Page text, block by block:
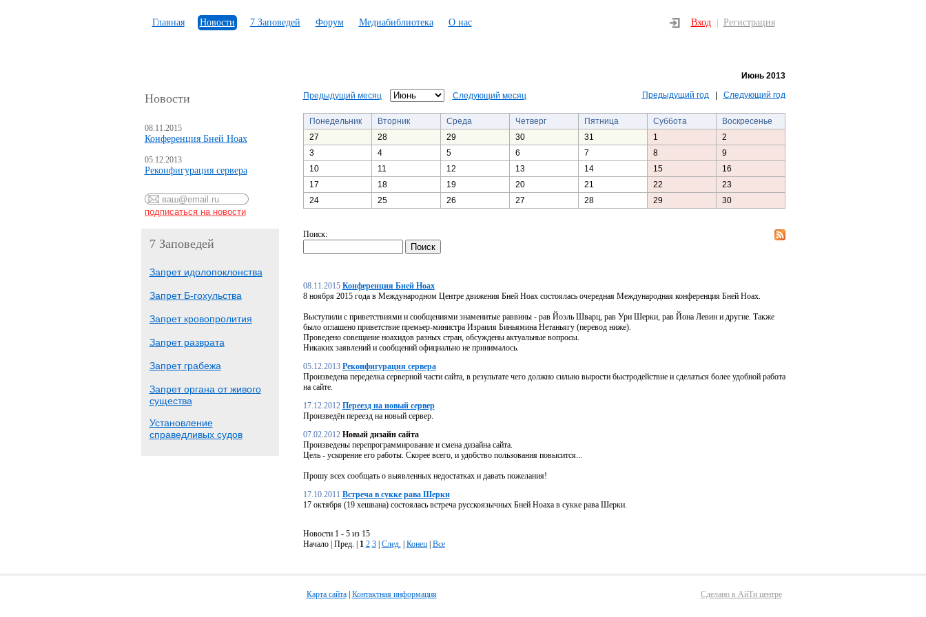
Главная Новости 7 Заповедей Форум Медиабиблиотека О нас Вход Регистрация
Новости
08.11.2015
Конференция Бней Ноах
05.12.2013
Реконфигурация сервера
7 Заповедей
Запрет идолопоклонства
Запрет Б-гохульства
Запрет кровопролития
Запрет разврата
Запрет грабежа
Запрет органа от живого
существа
Установление
справедливых судов
Июнь 2013
Предыдущий месяц Следующий месяц Предыдущий год| Следующий год
Понедельник Вторник Среда Четверг Пятница Суббота
Воскресенье
27
28 29 30 31 1
2
3
4 5 6 7 8
9
10
11 12 13 14 15
16
17
18 19 20 21 22
23
24
25 26 27 28 29 30
Поиск:
08.11.2015 Конференция Бней Ноах
8 ноября 2015 года в Международном Центре движения Бней Ноах состоялась очередная Международная конференция Бней Ноах.
Выступили с приветствиями и сообщениями знаменитые раввины - рав Йоэль Шварц, рав Ури Шерки, рав Йона Левин и другие. Также
было оглашено приветствие премьер-министра Израиля Биньямина Нетаньягу (перевод ниже).
Проведено совещание ноахидов разных стран, обсуждены актуальные вопросы.
Никаких заявлений и сообщений официально не принималось.
05.12.2013 Реконфигурация сервера
Произведена переделка серверной части сайта, в результате чего должно сильно вырости быстродействие и сделаться более удобной работа
на сайте.
17.12.2012 Переезд на новый сервер
Произведён переезд на новый сервер.
07.02.2012 Новый дизайн сайта
Произведены перепрограммирование и смена дизайна сайта.
Цель - ускорение его работы. Скорее всего, и удобство пользования повысится...
Прошу всех сообщать о выявленных недостатках и давать пожелания!
17.10.2011 Встреча в сукке рава Шерки
17 октября (19 хешвана) состоялась встреча русскоязычных Бней Ноаха в сукке рава Шерки.
Новости 1 - 5 из 15
Начало | Пред. |
1 2 3| След. Конец Все
Карта сайта| Контактная информация Сделано в АйТи центре